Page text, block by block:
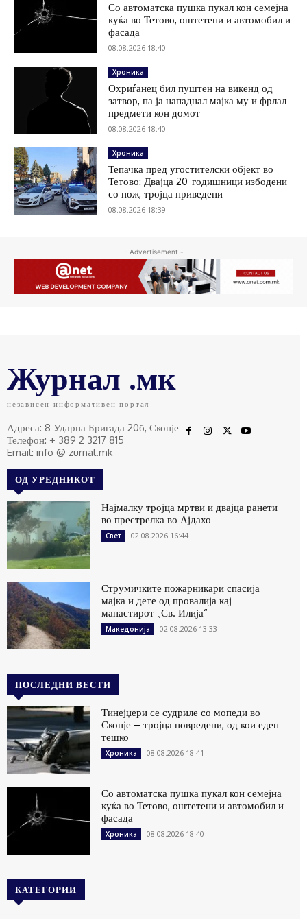
Со автоматска пушка пукал кон семејна
куќа во Тетово, оштетени и автомобил и
фасада
08.08.2026 18:40
Хроника
Охриѓанец бил пуштен на викенд од
затвор, па ја нападнал мајка му и фрлал
предмети кон домот
08.08.2026 18:40
Хроника
Тепачка пред угостителски објект во
Тетово: Двајца 20-годишници избодени
со нож, тројца приведени
08.08.2026 18:39
- Advertisement -
Журнал .мк
независен информативен портал
Адреса: 8 Ударна Бригада 20б, Скопје
Телефон: + 389 2 3217 815
Email: info @ zurnal.mk
ОД УРЕДНИКОТ
Најмалку тројца мртви и двајца ранети
во престрелка во Ајдахо
Свет 02.08.2026 16:44
Струмичките пожарникари спасија
мајка и дете од провалија кај
манастирот „Св. Илија“
Македонија 02.08.2026 13:33
ПОСЛЕДНИ ВЕСТИ
Тинејџери се судриле со мопеди во
Скопје – тројца повредени, од кои еден
тешко
Хроника 08.08.2026 18:41
Со автоматска пушка пукал кон семејна
куќа во Тетово, оштетени и автомобил и
фасада
Хроника 08.08.2026 18:40
КАТЕГОРИИ